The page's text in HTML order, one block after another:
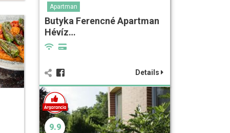
Apartman
Butyka Ferencné Apartman
Hévíz…
Details
9.9